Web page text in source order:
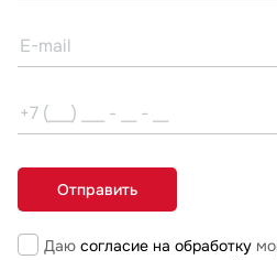
Даю согласие на обработку